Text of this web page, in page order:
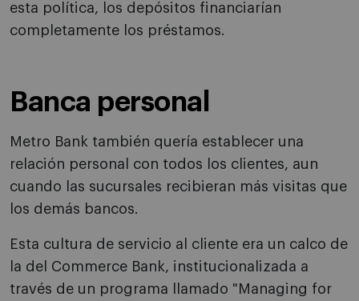
esta política, los depósitos financiarían
completamente los préstamos.
Banca personal
Metro Bank también quería establecer una
relación personal con todos los clientes, aun
cuando las sucursales recibieran más visitas que
los demás bancos.
Esta cultura de servicio al cliente era un calco de
la del Commerce Bank, institucionalizada a
través de un programa llamado "Managing for